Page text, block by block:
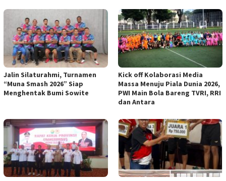
Jalin Silaturahmi, Turnamen
“Muna Smash 2026” Siap
Menghentak Bumi Sowite
Kick off Kolaborasi Media
Massa Menuju Piala Dunia 2026,
PWI Main Bola Bareng TVRI, RRI
dan Antara